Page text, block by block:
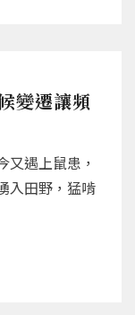
變遷讓頻
遇上鼠患，
入田野，猛啃